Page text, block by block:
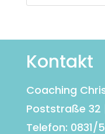
Kontakt
Coaching
Poststraße 32
Telefon: 0831/